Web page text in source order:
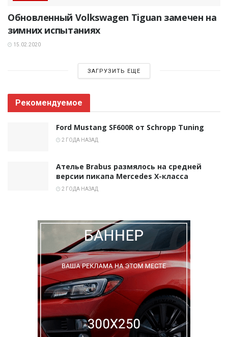
Обновленный Volkswagen Tiguan замечен на
зимних испытаниях
15.02.2020
ЗАГРУЗИТЬ ЕЩЕ
Рекомендуемое
Ford Mustang SF600R от Schropp Tuning
2 ГОДА НАЗАД
Ателье Brabus размялось на средней
версии пикапа Mercedes X-класса
2 ГОДА НАЗАД